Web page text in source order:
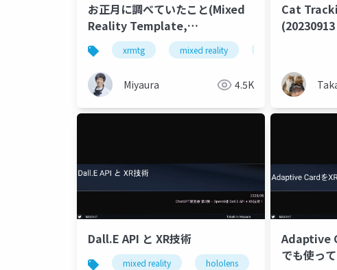
お正月に調べていたこと(Mixed
Reality Template,
Snapdragon Spaces, MRTK3
on Magic Leap 2)
xrmtg mixed reality
Miyaura 4.5K
Cat
Dall.E API と XR技術
mixed reality hololens azure
Adaptive
でも使っ